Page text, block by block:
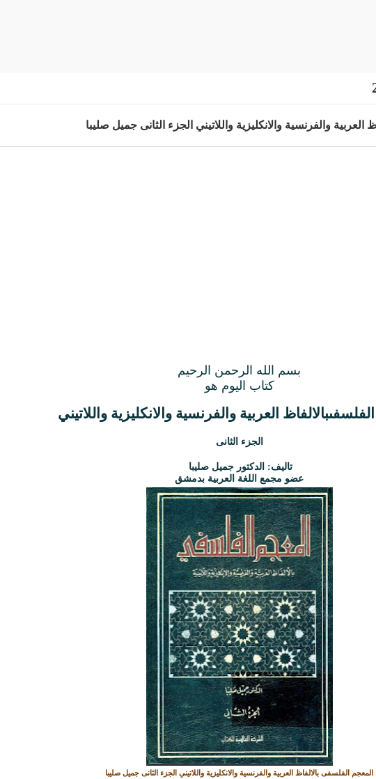
والفرنسية والانكليزية واللاتيني الجزء الثانى جميل صليبا
بسم الله الرحمن الرحيم
كتاب اليوم هو
بالالفاظ العربية والفرنسية والانكليزية واللاتيني
الجزء الثانى
تاليف: الدكتور جميل صليبا
عضو مجمع اللغة العربية بدمشق
المعجم الفلسفى بالالفاظ العربية والفرنسية والانكليزية واللاتيني الجزء الثانى جميل صليبا